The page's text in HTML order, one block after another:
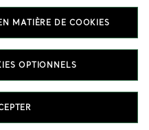
MATIÈRE DE COOKIES
OPTIONNELS